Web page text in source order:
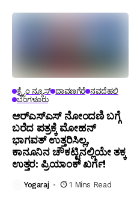
ಕ್ರೈಂ ನ್ಯೂಸ್ ದಾವಣಗೆರೆ ನವದೆಹಲಿ
ಬೆಂಗಳೂರು
ಆರ್‌ಎಸ್‌ಎಸ್‌ ನೋಂದಣಿ ಬಗ್ಗೆ
ಬರೆದ ಪತ್ರಕ್ಕೆ ಮೋಹನ್
ಭಾಗವತ್ ಉತ್ತರಿಸಿಲ್ಲ,
ಕಾನೂನಿನ ಚೌಕಟ್ಟಿನಲ್ಲಿಯೇ ತಕ್ಕ
ಉತ್ತರ: ಪ್ರಿಯಾಂಕ್ ಖರ್ಗೆ!
Yogaraj 1 Mins Read